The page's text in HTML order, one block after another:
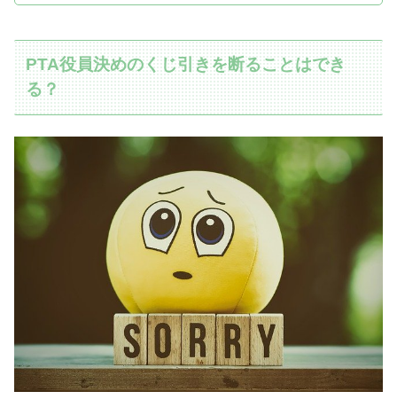
PTA役員決めのくじ引きを断ることはでき
る？